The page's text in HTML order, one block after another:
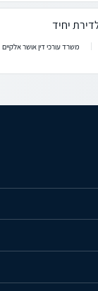
יחיד
משרד עורכי דין אושר אלקיים